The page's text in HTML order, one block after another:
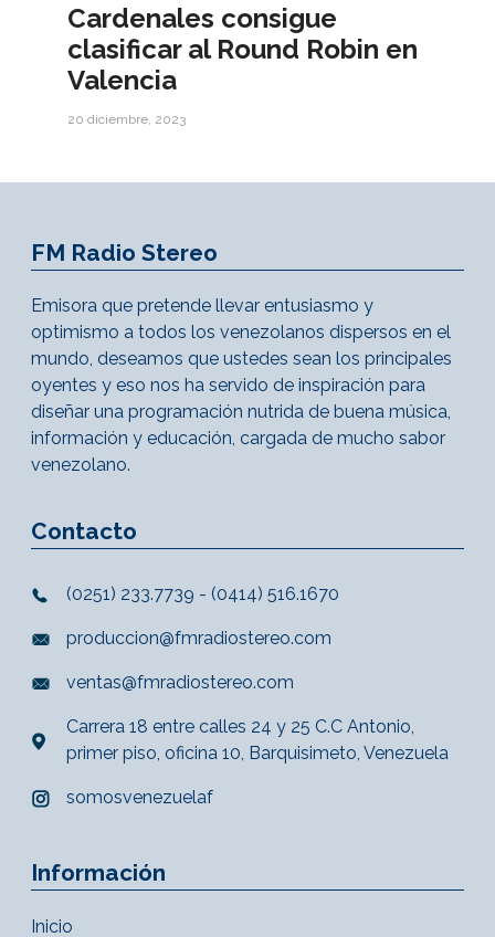
Cardenales consigue
clasificar al Round Robin en
Valencia
20 diciembre, 2023
FM Radio Stereo
Emisora que pretende llevar entusiasmo y
optimismo a todos los venezolanos dispersos en el
mundo, deseamos que ustedes sean los principales
oyentes y eso nos ha servido de inspiración para
diseñar una programación nutrida de buena música,
información y educación, cargada de mucho sabor
venezolano.
Contacto
(0251) 233.7739 - (0414) 516.1670
produccion@fmradiostereo.com
ventas@fmradiostereo.com
Carrera 18 entre calles 24 y 25 C.C Antonio,
primer piso, oficina 10, Barquisimeto, Venezuela
somosvenezuelaf
Información
Inicio